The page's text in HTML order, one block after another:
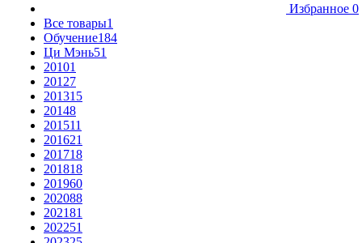
Избранное 0
Все товары1
Обучение184
Ци Мэнь51
20101
20127
201315
20148
201511
201621
201718
201818
201960
202088
202181
202251